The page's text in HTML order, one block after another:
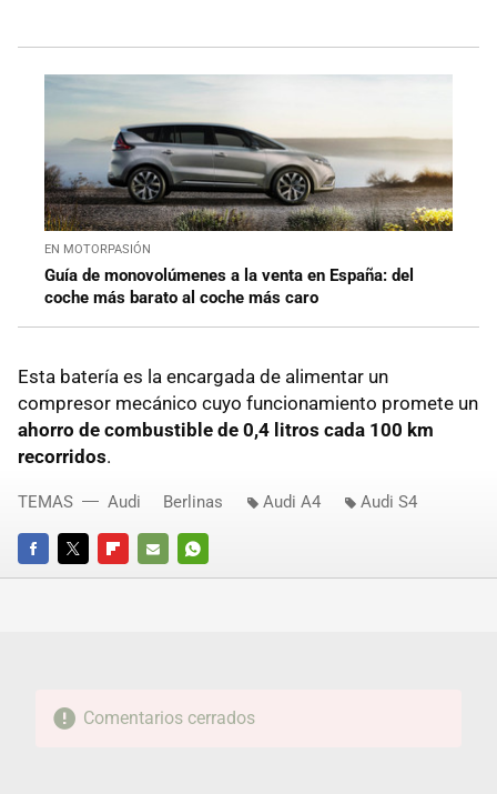
EN MOTORPASIÓN
Guía de monovolúmenes a la venta en España: del
coche más barato al coche más caro
Esta batería es la encargada de alimentar un
compresor mecánico cuyo funcionamiento promete un
ahorro de combustible de 0,4 litros cada 100 km
recorridos.
FACEBOOKTWITTERFLIPBOARD
E-
WHATSAPP
TEMAS Audi Berlinas Audi A4 Audi S4
Comentarios cerrados